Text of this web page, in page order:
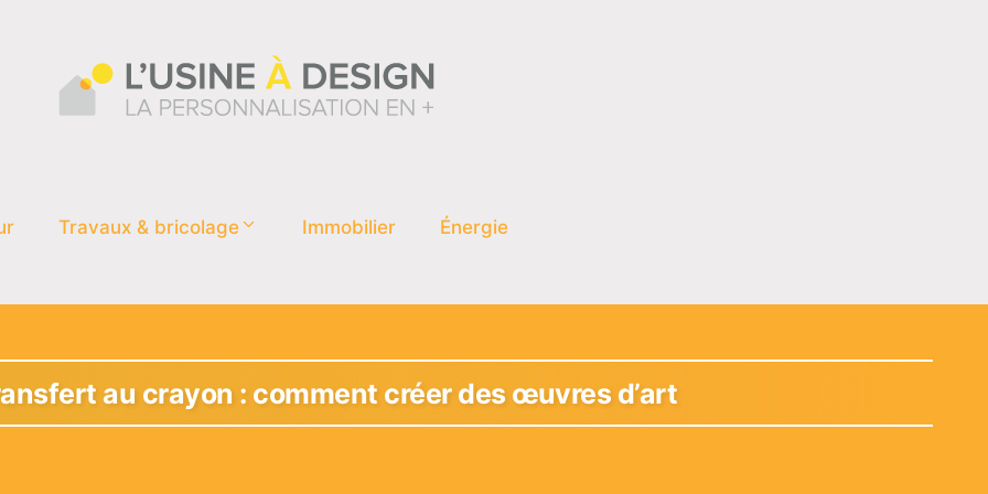
Travaux & bricolage Immobilier Énergie
au crayon : comment créer des œuvres d’art